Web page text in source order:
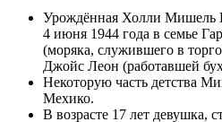
Урождённая Холли Мишель
4 июня 1944 года в семье
(моряка, служившего в
Джойс Леон (работавшей
Некоторую часть детства
Мехико.
В возрасте 17 лет девушка,